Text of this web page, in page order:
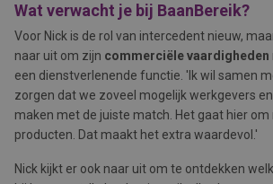
Wat verwacht je bij BaanBereik?
Voor Nick is de rol van intercedent nieuw,
naar uit om zijn commerciële vaardigheden
een dienstverlenende functie. 'Ik wil samen
zorgen dat we zoveel mogelijk werkgevers
maken met de juiste match. Het gaat hier
producten. Dat maakt het extra waardevol.'
Nick kijkt er ook naar uit om te ontdekken